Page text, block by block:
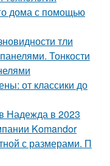
дома с помощью
тли
Тонкости
от классики до
Надежда в 2023
Komandor
с размерами. П